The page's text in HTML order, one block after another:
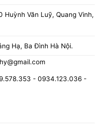
Huỳnh Văn Luỹ, Quang Vinh,
Hạ, Ba Đình Hà Nội.
- 0934.123.036 -